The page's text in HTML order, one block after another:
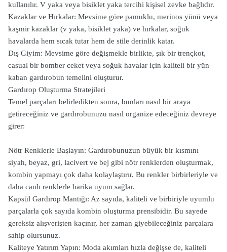
kullanılır. V yaka veya bisiklet yaka tercihi kişisel zevke bağlıdır.
Kazaklar ve Hırkalar: Mevsime göre pamuklu, merinos yünü veya
kaşmir kazaklar (v yaka, bisiklet yaka) ve hırkalar, soğuk
havalarda hem sıcak tutar hem de stile derinlik katar.
Dış Giyim: Mevsime göre değişmekle birlikte, şık bir trençkot,
casual bir bomber ceket veya soğuk havalar için kaliteli bir yün
kaban gardırobun temelini oluşturur.
Gardırop Oluşturma Stratejileri
Temel parçaları belirledikten sonra, bunları nasıl bir araya
getireceğiniz ve gardırobunuzu nasıl organize edeceğiniz devreye
girer:
Nötr Renklerle Başlayın: Gardırobunuzun büyük bir kısmını
siyah, beyaz, gri, lacivert ve bej gibi nötr renklerden oluşturmak,
kombin yapmayı çok daha kolaylaştırır. Bu renkler birbirleriyle ve
daha canlı renklerle harika uyum sağlar.
Kapsül Gardırop Mantığı: Az sayıda, kaliteli ve birbiriyle uyumlu
parçalarla çok sayıda kombin oluşturma prensibidir. Bu sayede
gereksiz alışverişten kaçınır, her zaman giyebileceğiniz parçalara
sahip olursunuz.
Kaliteye Yatırım Yapın: Moda akımları hızla değişse de, kaliteli